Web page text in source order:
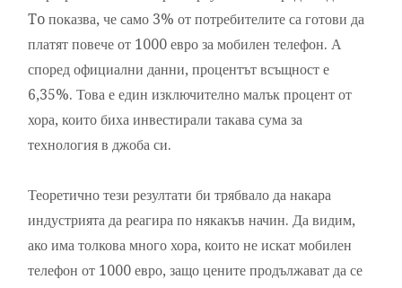
To показва, че само 3% от потребителите са готови да
платят повече от 1000 евро за мобилен телефон. А
според официални данни, процентът всъщност е
6,35%. Това е един изключително малък процент от
хора, които биха инвестирали такава сума за
технология в джоба си.
Теоретично тези резултати би трябвало да накара
индустрията да реагира по някакъв начин. Да видим,
ако има толкова много хора, които не искат мобилен
телефон от 1000 евро, защо цените продължават да се